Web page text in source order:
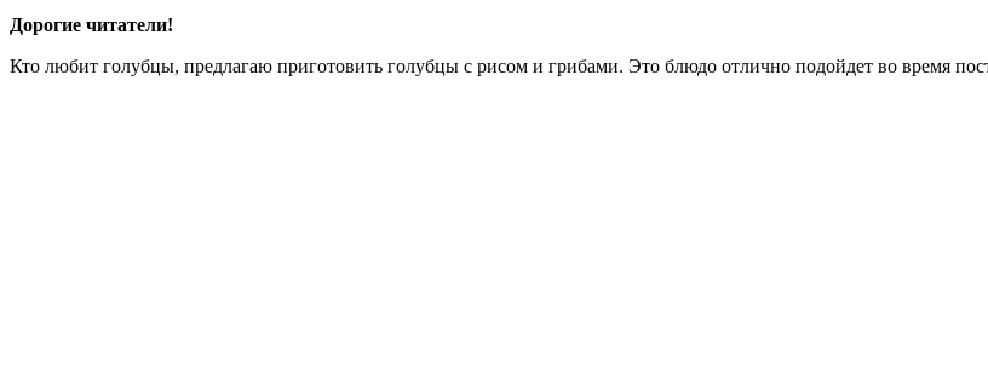
Дорогие читатели!
Кто любит голубцы, предлагаю приготовить голубцы с рисом и грибами. Это блюдо отлично подойдет во время